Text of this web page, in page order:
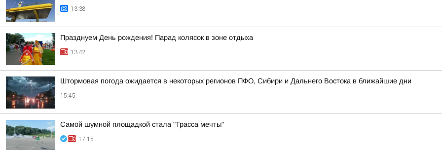
13:38
Празднуем День рождения! Парад колясок в зоне отдыха
13:42
Штормовая погода ожидается в некоторых регионов ПФО, Сибири и Дальнего Востока в ближайшие дни
15:45
Самой шумной площадкой стала "Трасса мечты"
17:15